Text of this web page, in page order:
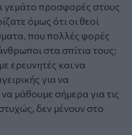
γεμάτο προσφορές στους
όμως ότι οι θεοί
που πολλές φορές
στα σπίτια τους;
ερευνητές και να
για να
μάθουμε σήμερα για τις
δεν μένουν στο